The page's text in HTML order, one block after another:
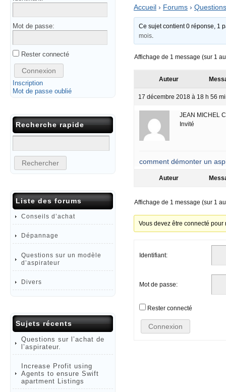
Accueil › Forums ›
Ce sujet contient 0 réponse, 1
mois.
Affichage de 1 message (sur 1
Auteur
17 décembre 2018 à 18 h 56
JEAN MICHEL
Invité
comment démonter un
Auteur
Affichage de 1 message (sur 1
Vous devez être connecté pour
Identifiant:
Mot de passe:
Rester connecté
Connexion
Mot de passe:
Rester connecté
Connexion
Inscription
Mot de passe oublié
Recherche rapide
Liste des forums
Conseils d’achat
Dépannage
Questions sur un modèle
d’aspirateur
Divers
Sujets récents
Questions sur l’achat de
l’aspirateur.
Increase Profit using
Agents to ensure Swift
apartment Listings